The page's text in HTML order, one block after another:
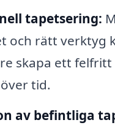
tapetsering:
och rätt verktyg
skapa ett
tid.
av befintliga